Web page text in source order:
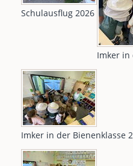
Schulausflug 2026
Imker in
Imker in der Bienenklasse